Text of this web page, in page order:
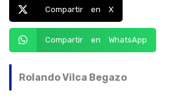
Compartir en X
Compartir en WhatsApp
Rolando Vilca Begazo